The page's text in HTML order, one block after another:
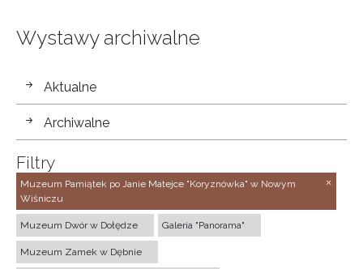
Wystawy archiwalne
wystawy
Aktualne
Archiwalne
Filtry
Muzeum Pamiątek po Janie Matejce "Koryznówka" w Nowym
Wiśniczu
Muzeum Dwór w Dołędze Galeria "Panorama"
Muzeum Zamek w Dębnie